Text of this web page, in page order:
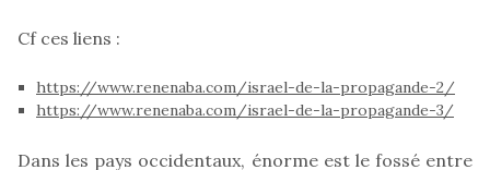
Cf ces liens :
https://www.renenaba.com/israel-de-la-propagande-2/
https://www.renenaba.com/israel-de-la-propagande-3/
Dans les pays occidentaux, énorme est le fossé entre